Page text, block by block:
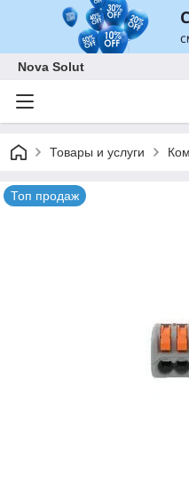
Nova Solut
Товары и услуги
Топ продаж